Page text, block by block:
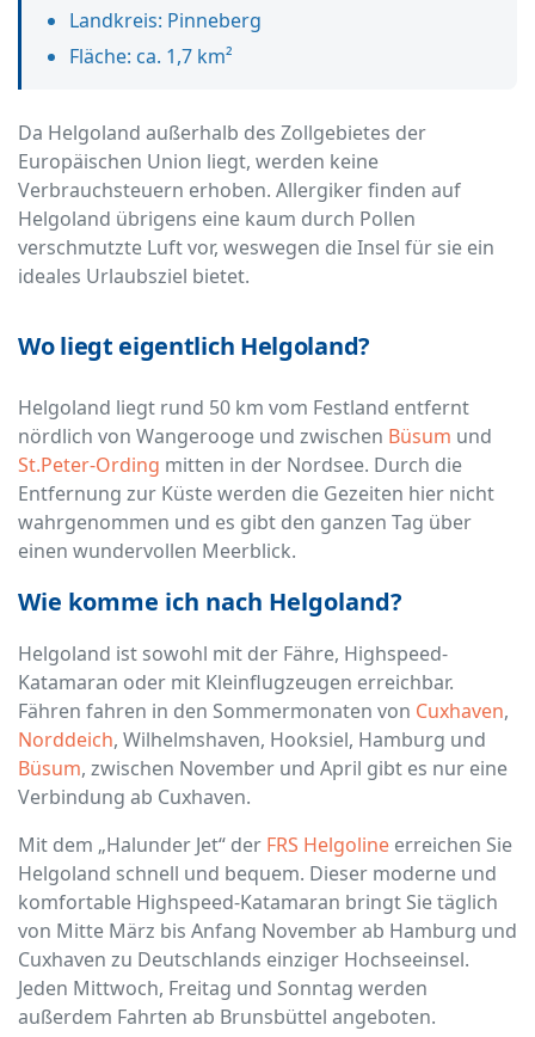
Landkreis: Pinneberg
Fläche: ca. 1,7 km²
Da Helgoland außerhalb des Zollgebietes der
Europäischen Union liegt, werden keine
Verbrauchsteuern erhoben. Allergiker finden auf
Helgoland übrigens eine kaum durch Pollen
verschmutzte Luft vor, weswegen die Insel für sie ein
ideales Urlaubsziel bietet.
Wo liegt eigentlich Helgoland?
Helgoland liegt rund 50 km vom Festland entfernt
nördlich von Wangerooge und zwischen Büsum und
St.Peter-Ording mitten in der Nordsee. Durch die
Entfernung zur Küste werden die Gezeiten hier nicht
wahrgenommen und es gibt den ganzen Tag über
einen wundervollen Meerblick.
Wie komme ich nach Helgoland?
Helgoland ist sowohl mit der Fähre, Highspeed-
Katamaran oder mit Kleinflugzeugen erreichbar.
Fähren fahren in den Sommermonaten von Cuxhaven,
Norddeich, Wilhelmshaven, Hooksiel, Hamburg und
Büsum, zwischen November und April gibt es nur eine
Verbindung ab Cuxhaven.
Mit dem „Halunder Jet“ der FRS Helgoline erreichen Sie
Helgoland schnell und bequem. Dieser moderne und
komfortable Highspeed-Katamaran bringt Sie täglich
von Mitte März bis Anfang November ab Hamburg und
Cuxhaven zu Deutschlands einziger Hochseeinsel.
Jeden Mittwoch, Freitag und Sonntag werden
außerdem Fahrten ab Brunsbüttel angeboten.